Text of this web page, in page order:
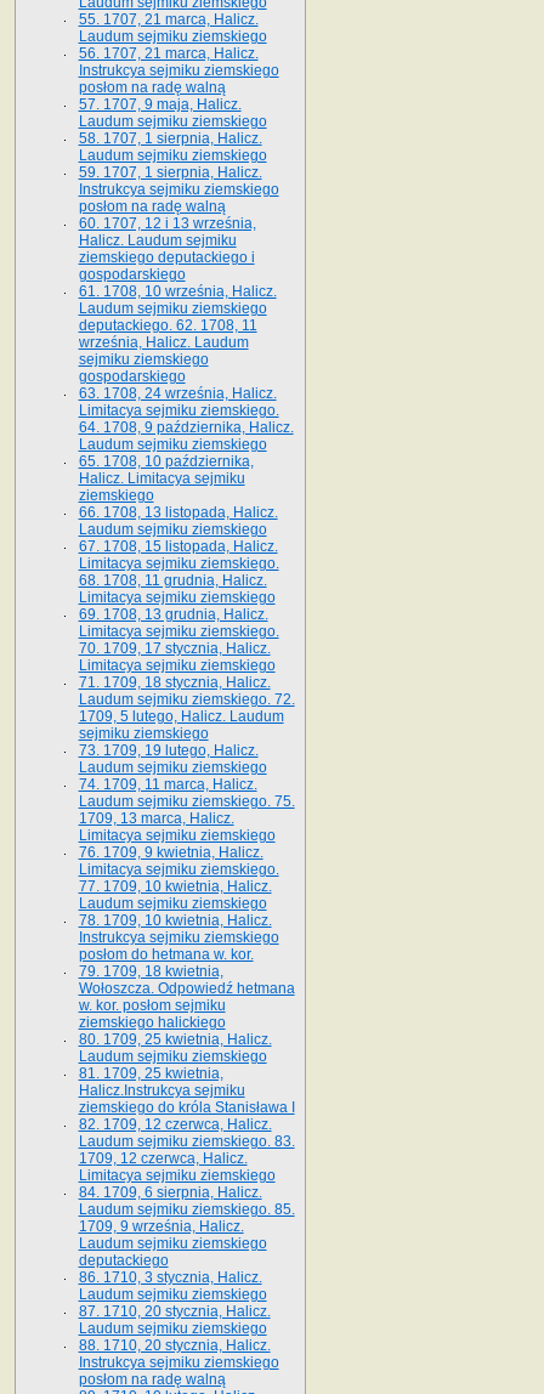
55. 1707, 21 marca, Halicz.
Laudum sejmiku ziemskiego
56. 1707, 21 marca, Halicz.
Instrukcya sejmiku ziemskiego
posłom na radę walną
57. 1707, 9 maja, Halicz.
Laudum sejmiku ziemskiego
58. 1707, 1 sierpnia, Halicz.
Laudum sejmiku ziemskiego
59. 1707, 1 sierpnia, Halicz.
Instrukcya sejmiku ziemskiego
posłom na radę walną
60. 1707, 12 i 13 września,
Halicz. Laudum sejmiku
ziemskiego deputackiego i
gospodarskiego
61. 1708, 10 września, Halicz.
Laudum sejmiku ziemskiego
deputackiego. 62. 1708, 11
września, Halicz. Laudum
sejmiku ziemskiego
gospodarskiego
63. 1708, 24 września, Halicz.
Limitacya sejmiku ziemskiego.
64. 1708, 9 października, Halicz.
Laudum sejmiku ziemskiego
65­. 1708, 10 października,
Halicz. Limitacya sejmiku
ziemskiego
66. 1708, 13 listopada, Halicz.
Laudum sejmiku ziemskiego
67. 1708, 15 listopada, Halicz.
Limitacya sejmiku ziemskiego.
68. 1708, 11 grudnia, Halicz.
Limitacya sejmiku ziemskiego
69. 1708, 13 grudnia, Halicz.
Limitacya sejmiku ziemskiego.
70. 1709, 17 stycznia, Halicz.
Limitacya sejmiku ziemskiego
71. 1709, 18 stycznia, Halicz.
Laudum sejmiku ziemskiego. 72.
1709, 5 lutego, Halicz. Laudum
sejmiku ziemskiego
73. 1709, 19 lutego, Halicz.
Laudum sejmiku ziemskiego
74. 1709, 11 marca, Halicz.
Laudum sejmiku ziemskiego. 75.
1709, 13 marca, Halicz.
Limitacya sejmiku ziemskiego
76. 1709, 9 kwietnia, Halicz.
Limitacya sejmiku ziemskiego.
77. 1709, 10 kwietnia, Halicz.
Laudum sejmiku ziemskiego
78. 1709, 10 kwietnia, Halicz.
Instrukcya sejmiku ziemskiego
posłom do hetmana w. kor.
79. 1709, 18 kwietnia,
Wołoszcza. Odpowiedź hetmana
w. kor. posłom sejmiku
ziemskiego halickiego
80. 1709, 25 kwietnia, Halicz.
Laudum sejmiku ziemskiego
81. 1709, 25 kwietnia,
Halicz.Instrukcya sejmiku
ziemskiego do króla Stanisława I
82. 1709, 12 czerwca, Halicz.
Laudum sejmiku ziemskiego. 83.
1709, 12 czerwca, Halicz.
Limitacya sejmiku ziemskiego
84. 1709, 6 sierpnia, Halicz.
Laudum sejmiku ziemskiego. 85.
1709, 9 września, Halicz.
Laudum sejmiku ziemskiego
deputackiego
86. 1710, 3 stycznia, Halicz.
Laudum sejmiku ziemskiego
87. 1710, 20 stycznia, Halicz.
Laudum sejmiku ziemskiego
88. 1710, 20 stycznia, Halicz.
Instrukcya sejmiku ziemskiego
posłom na radę walną